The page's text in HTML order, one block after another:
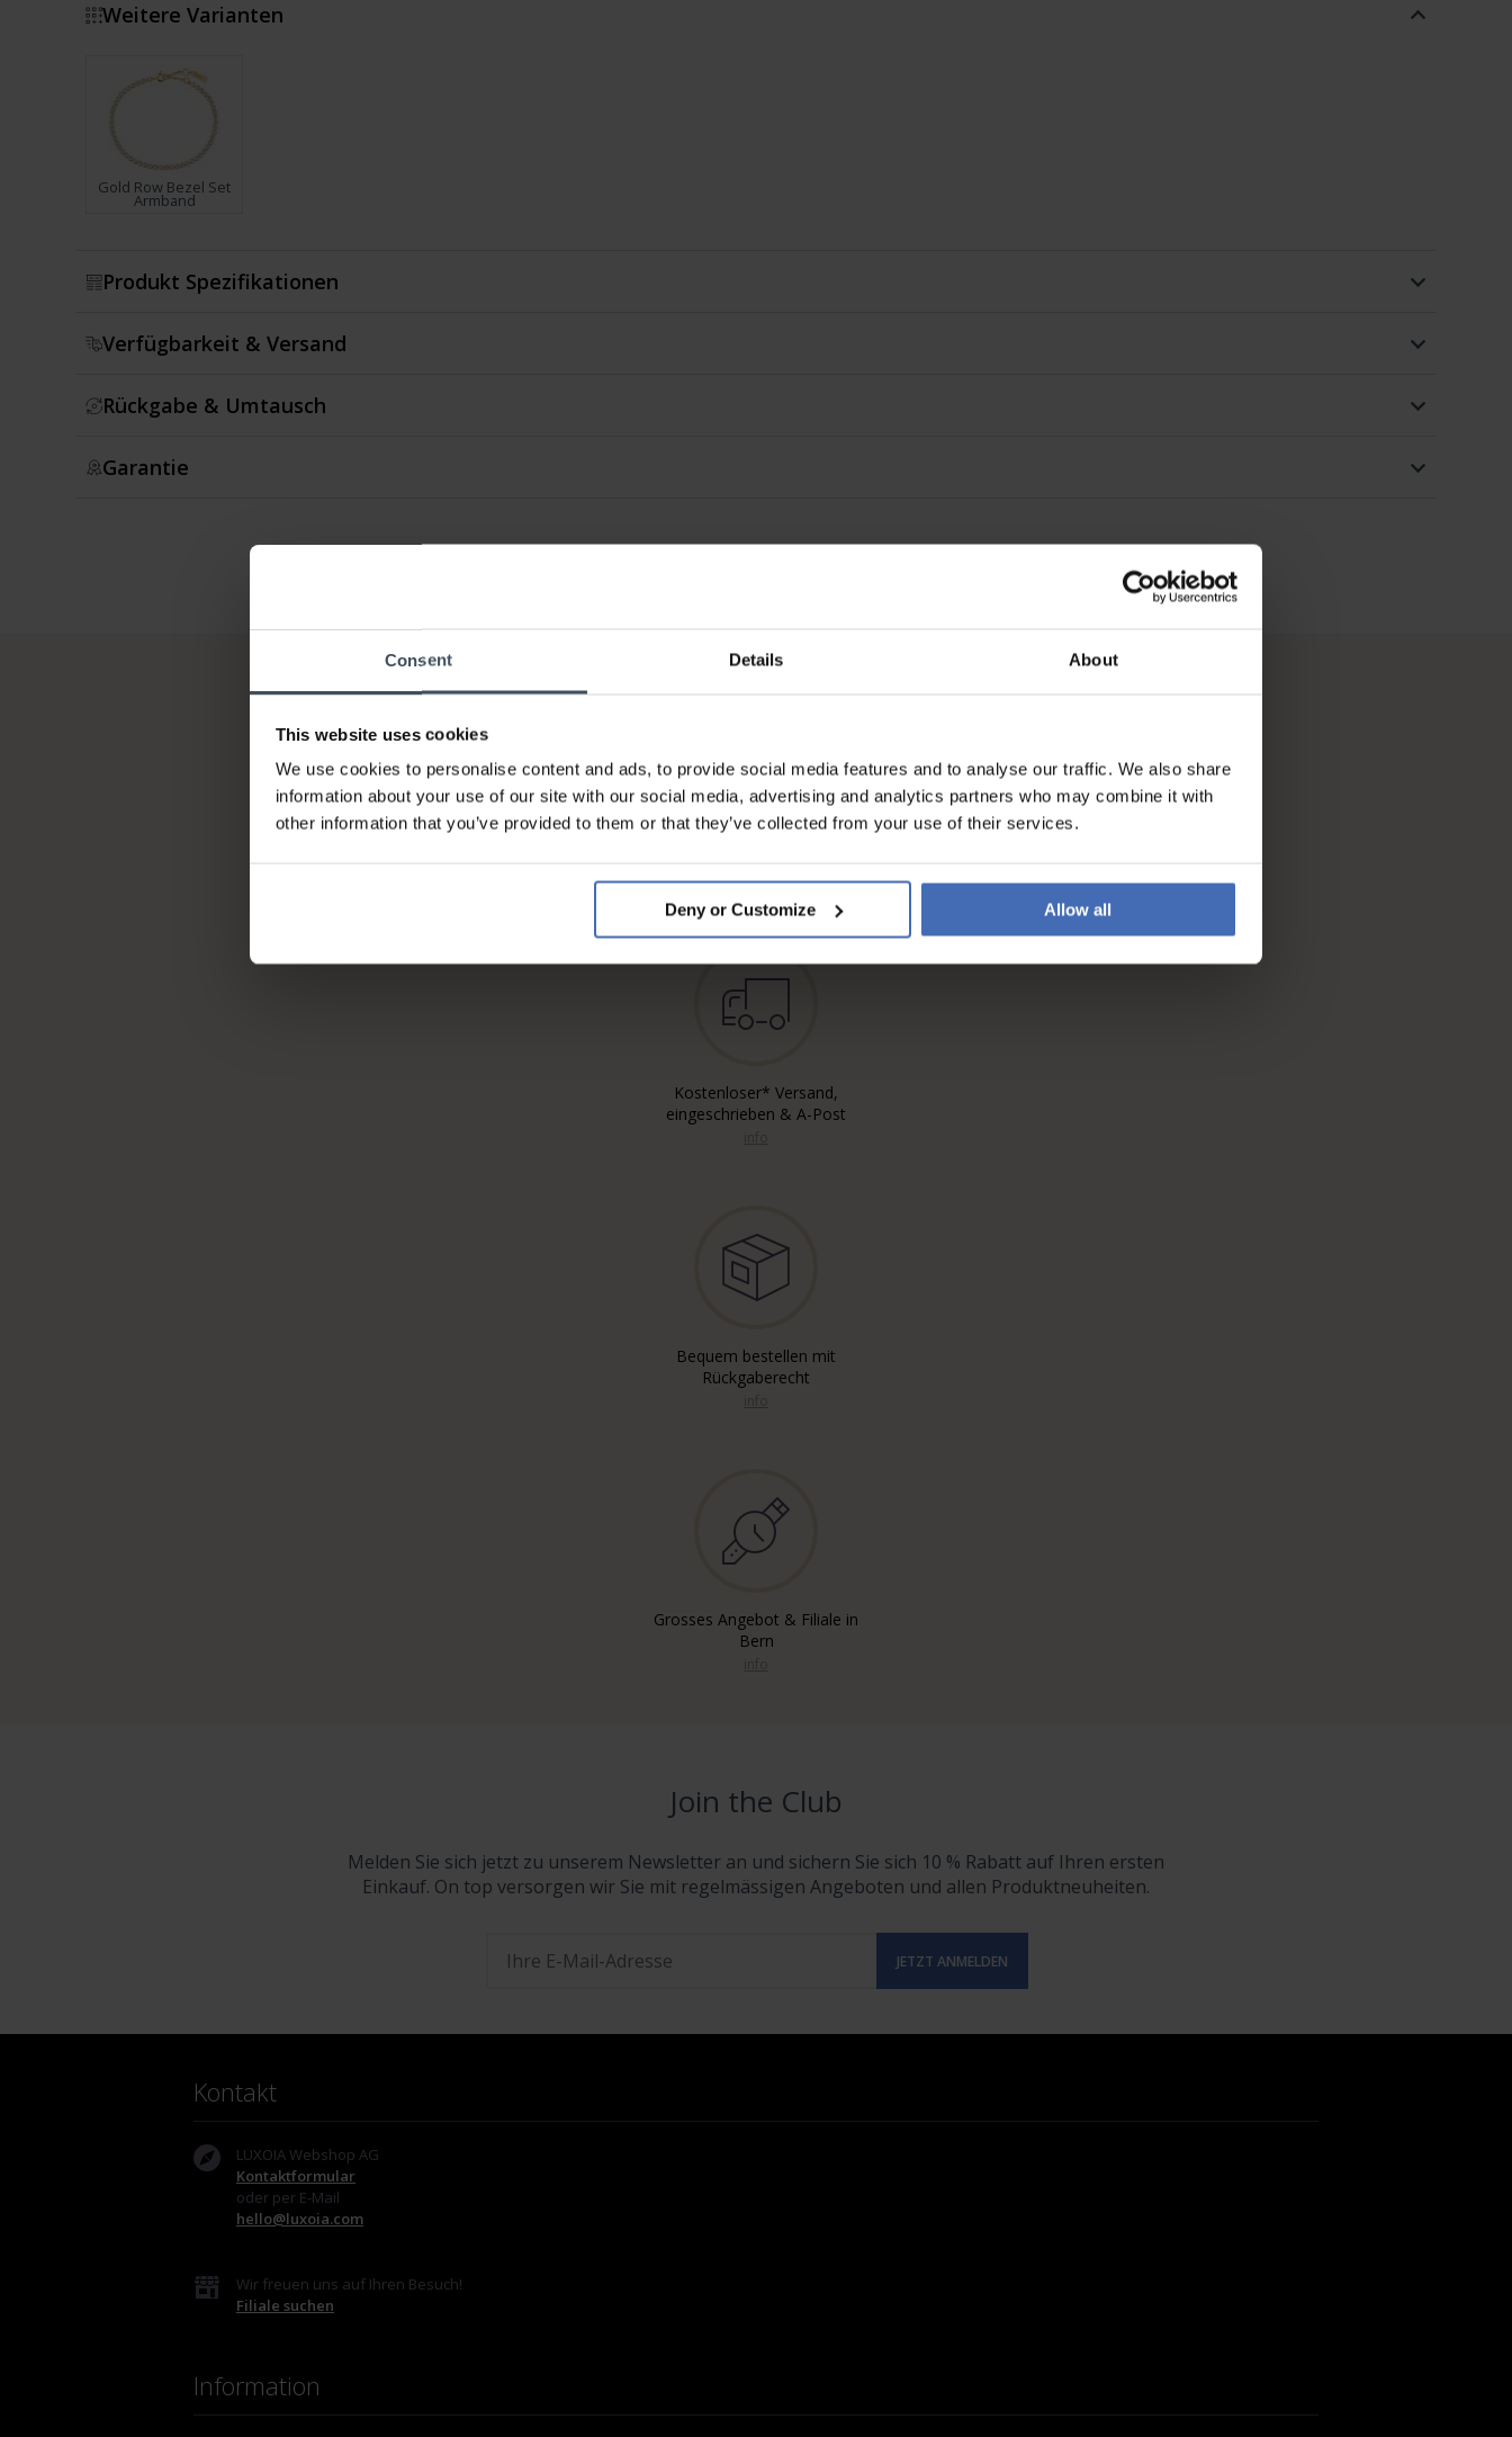
Consent Details About
This website uses cookies
We use cookies to personalise content and ads, to provide social media features and to analyse our traffic. We also share
information about your use of our site with our social media, advertising and analytics partners who may combine it with
other information that you’ve provided to them or that they’ve collected from your use of their services.
Deny or Customize Allow all
Weitere Varianten
Gold Row Bezel Set
Armband
Produkt Spezifikationen
Verfügbarkeit & Versand
Rückgabe & Umtausch
Garantie
Rechnung & Ratenzahlung bis
Kostenloser* Versand,
eingeschrieben & A-Post
Bequem bestellen mit
Rückgaberecht
Grosses Angebot & Filiale in
Bern
Join the Club
Melden Sie sich jetzt zu unserem Newsletter an und sichern Sie sich 10 % Rabatt auf Ihren ersten
Einkauf. On top versorgen wir Sie mit regelmässigen Angeboten und allen Produktneuheiten.
Kontakt
LUXOIA Webshop AG
Kontaktformular
oder per E-Mail
hello@luxoia.com
Wir freuen uns auf Ihren Besuch!
Filiale suchen
Information